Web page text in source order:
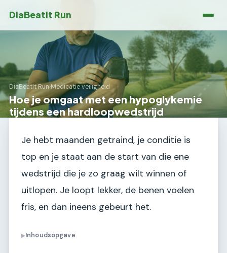
DiaBeatIt Run
DiaBeatIt Run›Medicatie veiligheid
Hoe je omgaat met een hypoglykemie
tijdens een hardloopwedstrijd
Je hebt maanden getraind, je conditie is
top en je staat aan de start van die ene
wedstrijd die je zo graag wilt winnen of
uitlopen. Je loopt lekker, de benen voelen
fris, en dan ineens gebeurt het.
▶Inhoudsopgave